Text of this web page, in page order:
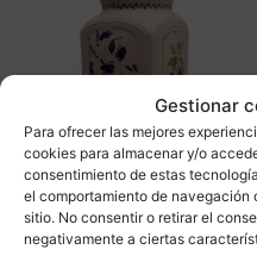
Gestionar
Para ofrecer las mejores
cookies para almacenar y/o
consentimiento de estas
el comportamiento de
sitio. No consentir o retirar el
negativamente a ciertas
Tarro hermético “Cottage
Charm” Country